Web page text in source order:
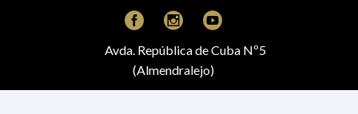
Avda. República de Cuba Nº5
(Almendralejo)